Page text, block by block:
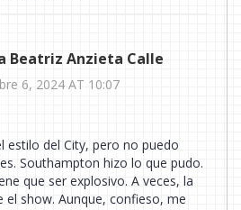
Beatriz Anzieta Calle
6, 2024 AT 10:07
estilo del City, pero no puedo
Southampton hizo lo que pudo.
que ser explosivo. A veces, la
el show. Aunque, confieso, me